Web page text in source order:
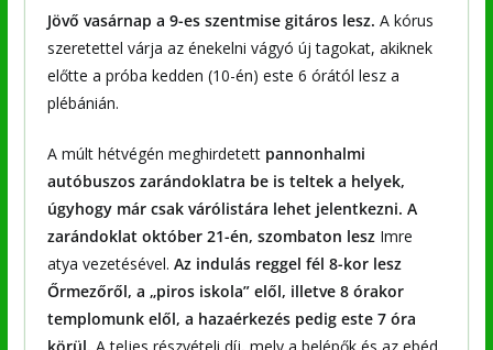
Jövő vasárnap a 9-es szentmise gitáros lesz. A kórus
szeretettel várja az énekelni vágyó új tagokat, akiknek
előtte a próba kedden (10-én) este 6 órától lesz a
plébánián.
A múlt hétvégén meghirdetettpannonhalmi
autóbuszos zarándoklatra be is teltek a helyek,
úgyhogy már csak várólistára lehet jelentkezni. A
zarándoklat október 21-én, szombaton lesz Imre
atya vezetésével. Az indulás reggel fél 8-kor lesz
Őrmezőről, a „piros iskola” elől, illetve 8 órakor
templomunk elől, a hazaérkezés pedig este 7 óra